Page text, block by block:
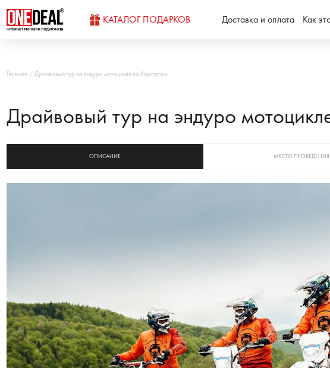
КАТАЛОГ ПОДАРКОВ Доставка и оплата Как
Главная Драйвовый тур на эндуро мотоцикле по Карпатам
Драйвовый тур на эндуро
ОПИСАНИЕ МЕСТО ПРОВЕДЕНИЯ